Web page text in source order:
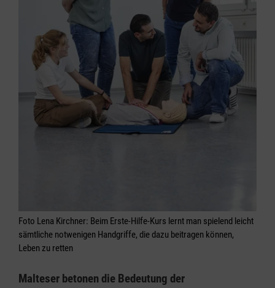
Foto Lena Kirchner: Beim Erste-Hilfe-Kurs lernt man spielend leicht
sämtliche notwenigen Handgriffe, die dazu beitragen können,
Leben zu retten
Malteser betonen die Bedeutung der